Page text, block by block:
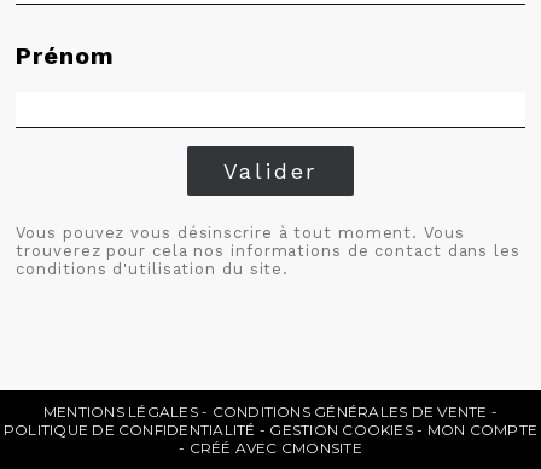
Prénom
Valider
Vous pouvez vous désinscrire à tout moment. Vous
trouverez pour cela nos informations de contact dans les
conditions d'utilisation du site.
MENTIONS LÉGALES
CONDITIONS GÉNÉRALES DE VENTE
POLITIQUE DE CONFIDENTIALITÉ
GESTION COOKIES
MON COMPTE
CRÉÉ AVEC CMONSITE